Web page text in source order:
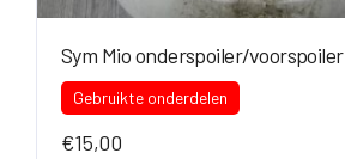
Sym Mio onderspoiler/voorspoiler
Gebruikte onderdelen
€15,00